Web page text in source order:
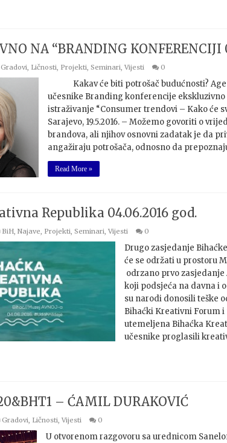
NA “BRANDING KONFERENCIJI
Gradovi, Ličnosti, Projekti, Seminari, Vijesti 0
Kakav će biti potrošač budućnosti?
učesnike Branding konferencije
istraživanje “Consumer trendovi – Kako će
Sarajevo, 19.5.2016. – Možemo govoriti o
brandova, ali njihov osnovni zadatak je da
angažiraju potrošača, odnosno da
Read More »
Republika 04.06.2016 god.
BiH, Najave, Projekti, Seminari, Vijesti 0
Drugo zasjedanje
će se održati u prostoru
odrzano prvo zasjedanje
koji podsjeća na davna i
su narodi donosili teške
Bihaćki Kreativni Forum i
utemeljena Bihaćka
učesnike proglasili
– ĆAMIL DURAKOVIĆ
Gradovi, Ličnosti, Vijesti 0
U otvorenom razgovoru sa urednicom